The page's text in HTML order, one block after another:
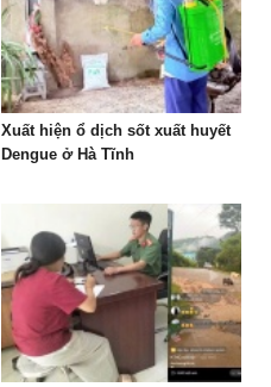
Xuất hiện ổ dịch sốt xuất huyết
Dengue ở Hà Tĩnh